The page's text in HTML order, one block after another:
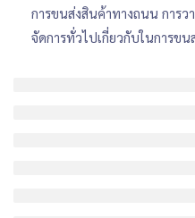
การขนส่งสินค้าทางถนน การ
จัดการทั่วไปเกี่ยวกับในการข